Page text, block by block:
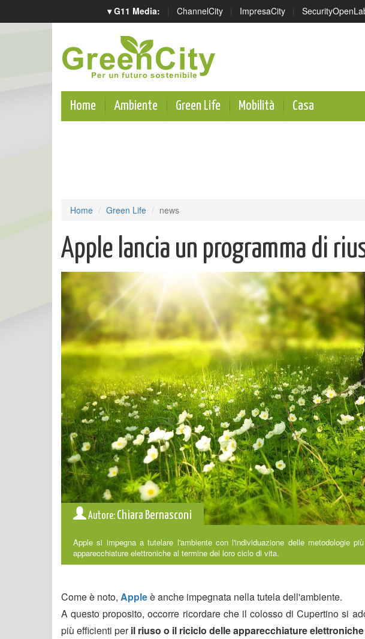
▾ G11 Media: | ChannelCity | ImpresaCity |
Home Ambiente Green Life Mobilità Casa
Home Green Life news
Apple lancia un programma di
Autore: Chiara Bernasconi
Apple si impegna a tutelare l'ambiente con l'individuazione delle metodologie
apparecchiature elettroniche al termine del loro ciclo di vita.
Come è noto, Appleè anche impegnata nella tutela dell'ambiente.
A questo proposito, occorre ricordare che il colosso di Cupertino si
più efficienti peril riuso o il riciclo delle apparecchiature elettroniche